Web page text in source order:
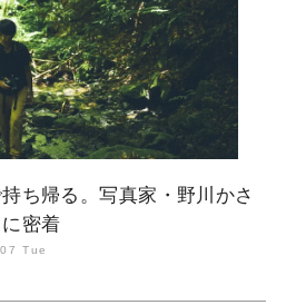
ち帰る。写真家・野川かさ
密着
Tue